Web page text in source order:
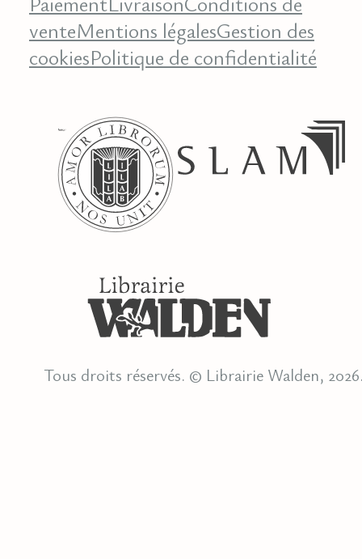
venteMentions légalesGestion des
cookiesPolitique de confidentialité
Tous droits réservés. © Librairie Walden,